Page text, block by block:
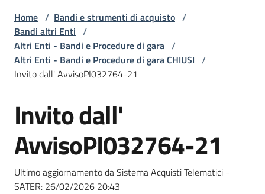
telematici
L'Agenzia
Bandi
strumenti
acquisto
Home / Bandi e strumenti di acquisto /
Bandi altri Enti /
Altri Enti - Bandi e Procedure di gara /
Altri Enti - Bandi e Procedure di gara CHIUSI /
Invito dall' AvvisoPI032764-21
Salta al contenuto
Invito dall'
AvvisoPI032764-21
Ultimo aggiornamento da Sistema Acquisti Telematici -
SATER: 26/02/2026 20:43